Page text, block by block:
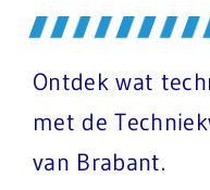
Ontdek wat
met de
van Brabant.